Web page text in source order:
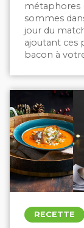
métaphores
sommes
jour du
ajoutant ces
bacon à
RECETTE